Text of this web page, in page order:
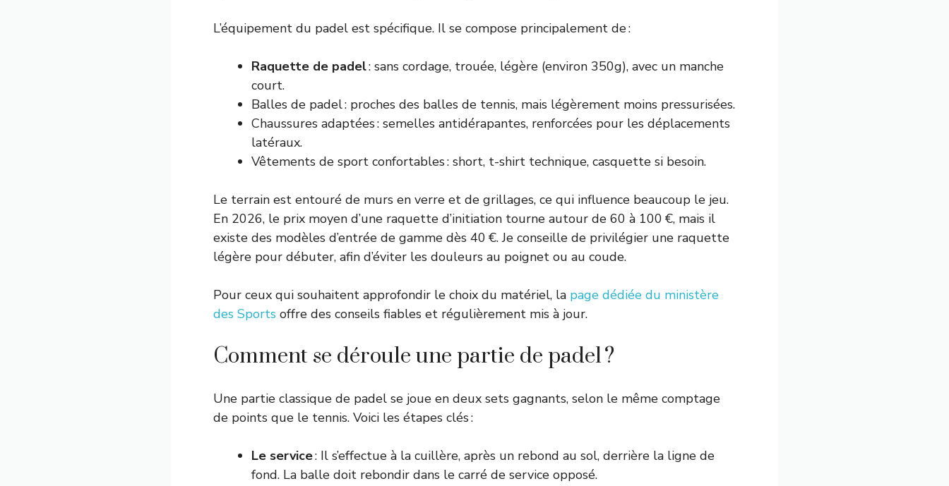
L’équipement du padel est spécifique. Il se compose principalement de :
Raquette de padel: sans cordage, trouée, légère (environ 350g), avec un manche
court.
Balles de padel : proches des balles de tennis, mais légèrement moins pressurisées.
Chaussures adaptées : semelles antidérapantes, renforcées pour les déplacements
latéraux.
Vêtements de sport confortables : short, t-shirt technique, casquette si besoin.
Le terrain est entouré de murs en verre et de grillages, ce qui influence beaucoup le jeu.
En 2026, le prix moyen d’une raquette d’initiation tourne autour de 60 à 100 €, mais il
existe des modèles d’entrée de gamme dès 40 €. Je conseille de privilégier une raquette
légère pour débuter, afin d’éviter les douleurs au poignet ou au coude.
Pour ceux qui souhaitent approfondir le choix du matériel, la page dédiée du ministère
des Sports offre des conseils fiables et régulièrement mis à jour.
Comment se déroule une partie de padel ?
Une partie classique de padel se joue en deux sets gagnants, selon le même comptage
de points que le tennis. Voici les étapes clés :
Le service: Il s’effectue à la cuillère, après un rebond au sol, derrière la ligne de
fond. La balle doit rebondir dans le carré de service opposé.